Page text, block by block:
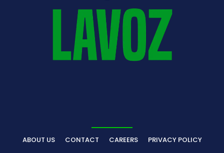
ABOUT US CONTACT CAREERS PRIVACY POLICY